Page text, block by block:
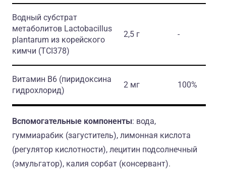
Водный субстрат
метаболитов Lactobacillus
plantarum из корейского
кимчи (TCI378)
2,5 г -
Витамин В6 (пиридоксина
гидрохлорид)
2 мг 100%
Вспомогательные компоненты: вода,
гуммиарабик (загуститель), лимонная кислота
(регулятор кислотности), лецитин подсолнечный
(эмульгатор), калия сорбат (консервант).